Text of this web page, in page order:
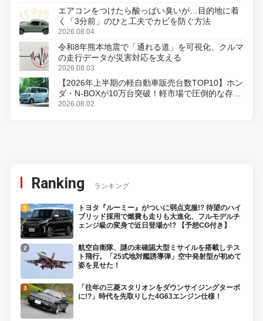
エアコンをつけたら酸っぱい臭いが…目的地に着
く「3分前」のひと工夫でカビを防ぐ方法
2026.08.04
令和8年熊本地震で「通れる道」を可視化、クルマ
の走行データが災害対応を支える
2026.08.03
【2026年上半期の軽自動車販売台数TOP10】ホン
ダ・N-BOXが10万台突破！軽市場で圧倒的な存在
感
2026.08.02
Ranking ランキング
トヨタ『ルーミー』がついに弱点克服!? 待望のハイ
ブリッド採用で燃費も走りも大進化、フルモデルチ
ェンジ級の変身で近日登場か!? 【予想CG付き】
航空自衛隊、謎の未確認大型ミサイルを搭載しテス
ト飛行。「25式地対艦誘導弾」空中発射型が初めて
姿を見せた！
「往年の三菱スタリオンをダウンサイジングターボ
に!?」時代を先取りした4G63エンジン仕様！